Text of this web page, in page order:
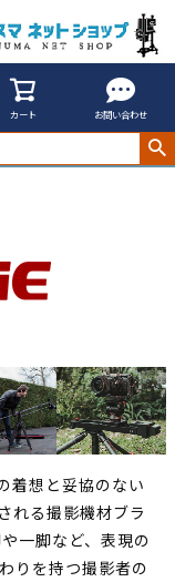
カート お問い合わせ
着想と妥協のない
れる撮影機材ブラ
一脚など、表現の
りを持つ撮影者の